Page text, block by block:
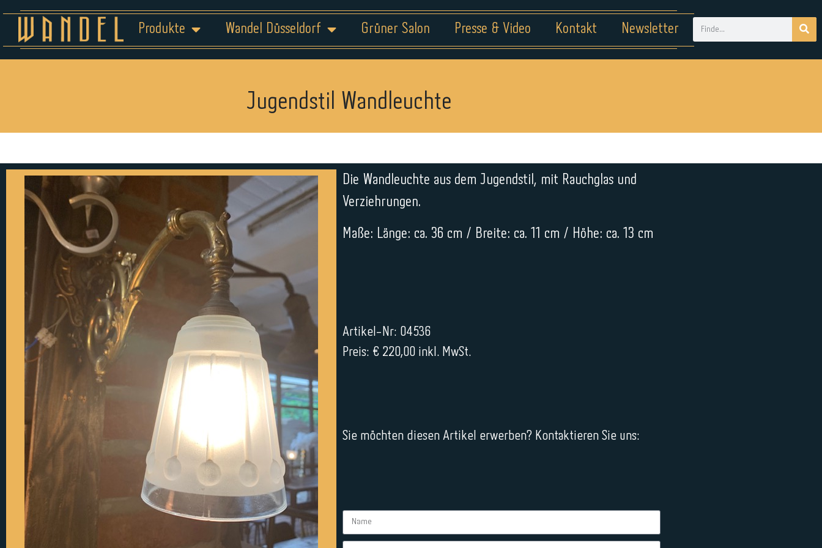
Produkte Wandel Düsseldorf Grüner Salon Presse & Video Kontakt Newsletter
Jugendstil Wandleuchte
Die Wandleuchte aus dem Jugendstil, mit Rauchglas und
Verziehrungen.
Maße: Länge: ca. 36 cm / Breite: ca. 11 cm / Höhe: ca. 13 cm
Artikel-Nr: 04536
Preis: € 220,00 inkl. MwSt.
Sie möchten diesen Artikel erwerben? Kontaktieren Sie uns: